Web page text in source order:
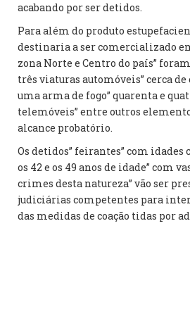
acabando por ser detidos.
Para além do produto
destinaria a ser comercializado
zona Norte e Centro do país”
três viaturas automóveis” cerca
uma arma de fogo” quarenta e
telemóveis” entre outros
alcance probatório.
Os detidos” feirantes” com
os 42 e os 49 anos de idade” com
crimes desta natureza” vão ser
judiciárias competentes para
das medidas de coação tidas por